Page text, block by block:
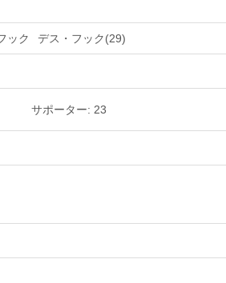
デス・フック(29)
サポーター: 23